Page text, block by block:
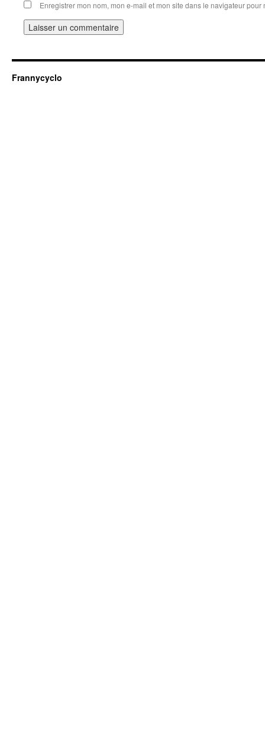
Enregistrer mon nom, mon e-mail et mon site dans le navigateur
Frannycyclo